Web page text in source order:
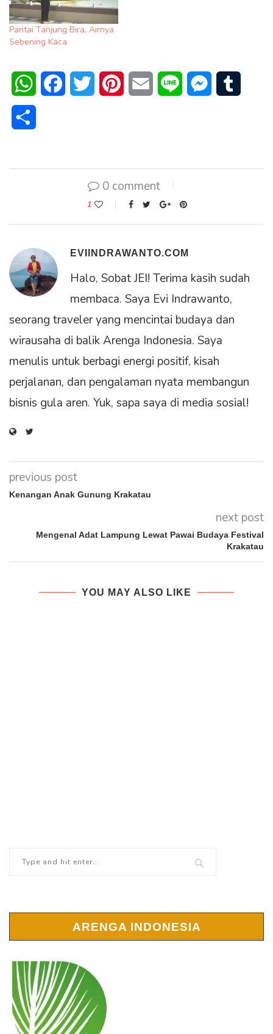
Pantai Tanjung Bira, Airnya
Sebening Kaca
WhatsAppFacebookTwitter PinterestEmail Line Messenger
0 comment
1
EVIINDRAWANTO.COM
Halo, Sobat JEI! Terima kasih sudah
membaca. Saya Evi Indrawanto,
seorang traveler yang mencintai budaya dan
wirausaha di balik Arenga Indonesia. Saya
menulis untuk berbagi energi positif, kisah
perjalanan, dan pengalaman nyata membangun
bisnis gula aren. Yuk, sapa saya di media sosial!
previous post
Kenangan Anak Gunung Krakatau
next post
Mengenal Adat Lampung Lewat Pawai Budaya Festival
Krakatau
YOU MAY ALSO LIKE
ARENGA INDONESIA